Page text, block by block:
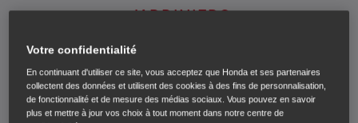
JARDINIERS
Votre confidentialité
En continuant d'utiliser ce site, vous acceptez que Honda et ses partenaires
collectent des données et utilisent des cookies à des fins de personnalisation,
de fonctionnalité et de mesure des médias sociaux. Vous pouvez en savoir
plus et mettre à jour vos choix à tout moment dans notre centre de